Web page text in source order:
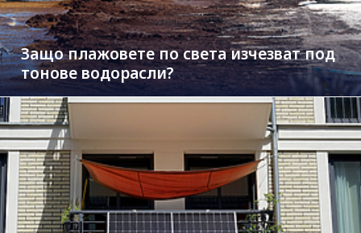
Защо плажовете по света изчезват под
тонове водорасли?